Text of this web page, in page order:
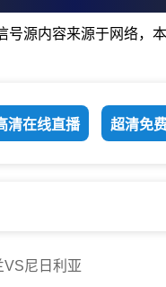
1:1
号源内容来源于网络，
清在线直播 超清免
VS尼日利亚